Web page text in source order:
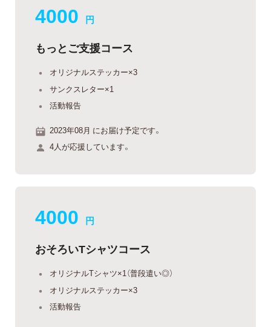
4000 円
もっとご支援コース
オリジナルステッカー×3
サンクスレター×1
活動報告
2023年08月 にお届け予定です。
4人が応援しています。
4000 円
おそろいTシャツコース
オリジナルTシャツ×1（普段遣い◎）
オリジナルステッカー×3
活動報告